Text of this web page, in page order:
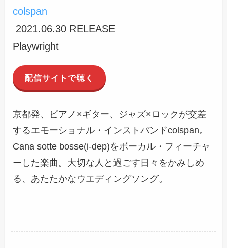
colspan
2021.06.30 RELEASE
Playwright
配信サイトで聴く
京都発、ピアノ×ギター、ジャズ×ロックが交差
するエモーショナル・インストバンドcolspan。
Cana sotte bosse(i-dep)をボーカル・フィーチャ
ーした楽曲。大切な人と過ごす日々をかみしめ
る、あたたかなウエディングソング。